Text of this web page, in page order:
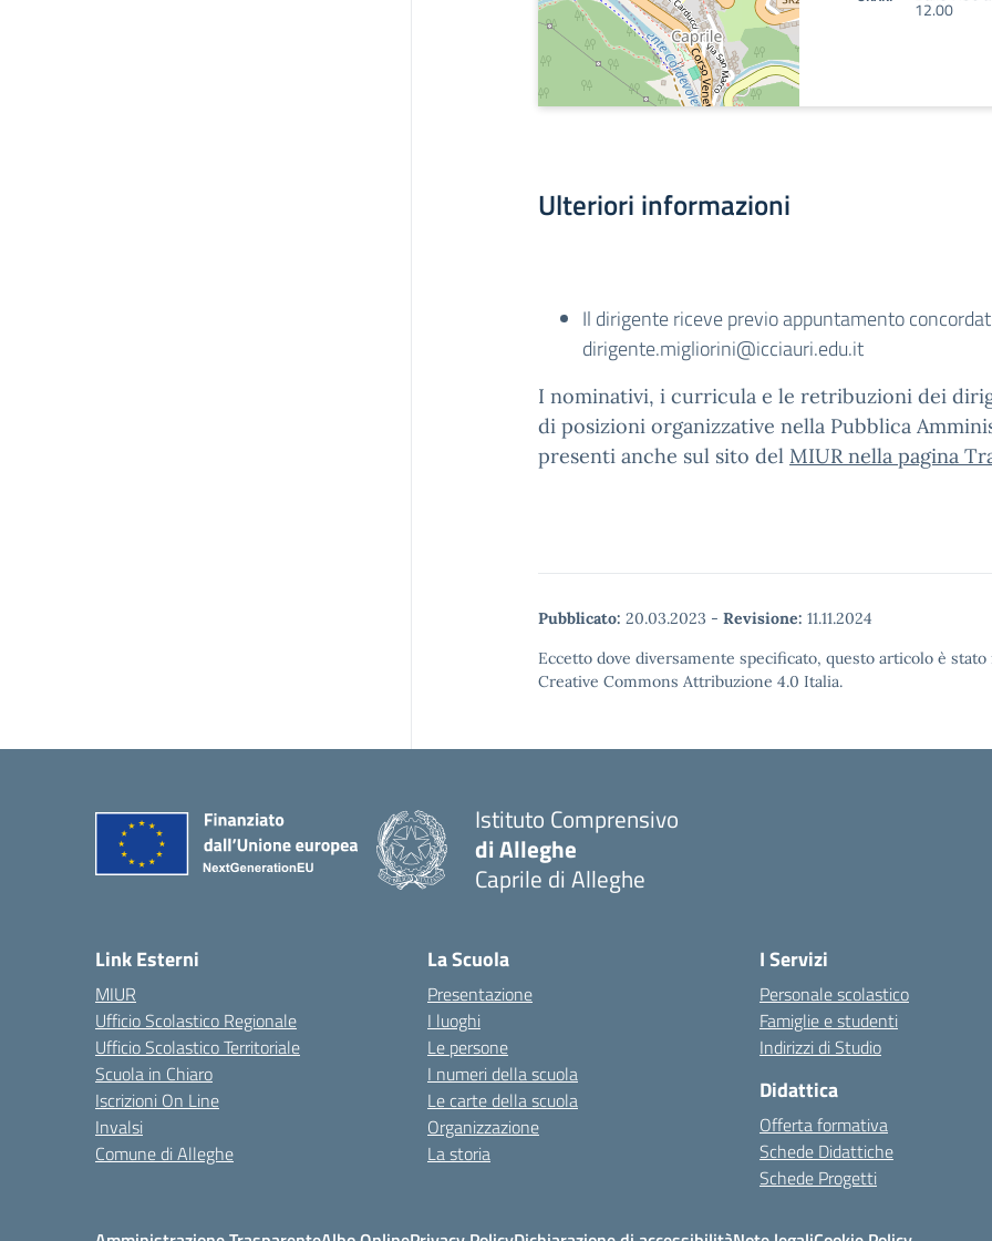
12.00
Ulteriori informazioni
Il dirigente riceve previo appuntamento
dirigente.migliorini@icciauri.edu.it
I nominativi, i curricula e le retribuzioni dei
di posizioni organizzative nella Pubblica
presenti anche sul sito del MIUR nella pagina
Pubblicato: 20.03.2023 - Revisione: 11.11.2024
Eccetto dove diversamente specificato, questo articolo è
Creative Commons Attribuzione 4.0 Italia.
Istituto Comprensivo
di Alleghe
Caprile di Alleghe
Link Esterni
MIUR
Ufficio Scolastico Regionale
Ufficio Scolastico Territoriale
Scuola in Chiaro
Iscrizioni On Line
Invalsi
Comune di Alleghe
La Scuola
Presentazione
I luoghi
Le persone
I numeri della scuola
Le carte della scuola
Organizzazione
La storia
I Servizi
Personale scolastico
Famiglie e studenti
Indirizzi di Studio
Didattica
Offerta formativa
Schede Didattiche
Schede Progetti